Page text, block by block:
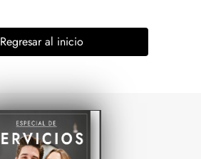
Regresar al inicio